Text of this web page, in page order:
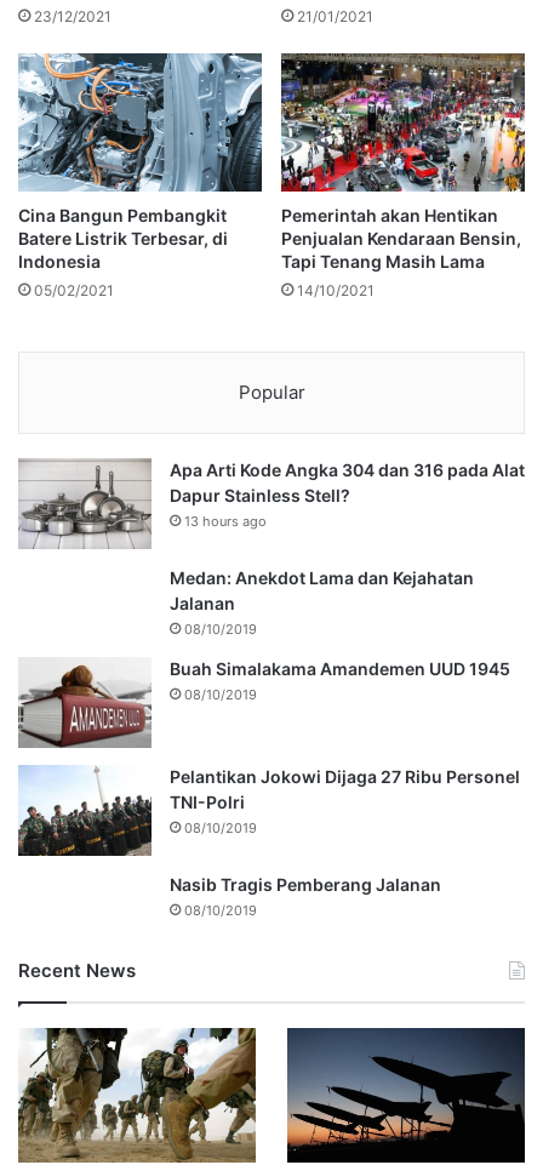
23/12/2021 21/01/2021
Cina Bangun Pembangkit
Batere Listrik Terbesar, di
Indonesia
05/02/2021
Pemerintah akan Hentikan
Penjualan Kendaraan Bensin,
Tapi Tenang Masih Lama
14/10/2021
Popular
Apa Arti Kode Angka 304 dan 316 pada Alat
Dapur Stainless Stell?
13 hours ago
Medan: Anekdot Lama dan Kejahatan
Jalanan
08/10/2019
Buah Simalakama Amandemen UUD 1945
08/10/2019
Pelantikan Jokowi Dijaga 27 Ribu Personel
TNI-Polri
08/10/2019
Nasib Tragis Pemberang Jalanan
08/10/2019
Recent News